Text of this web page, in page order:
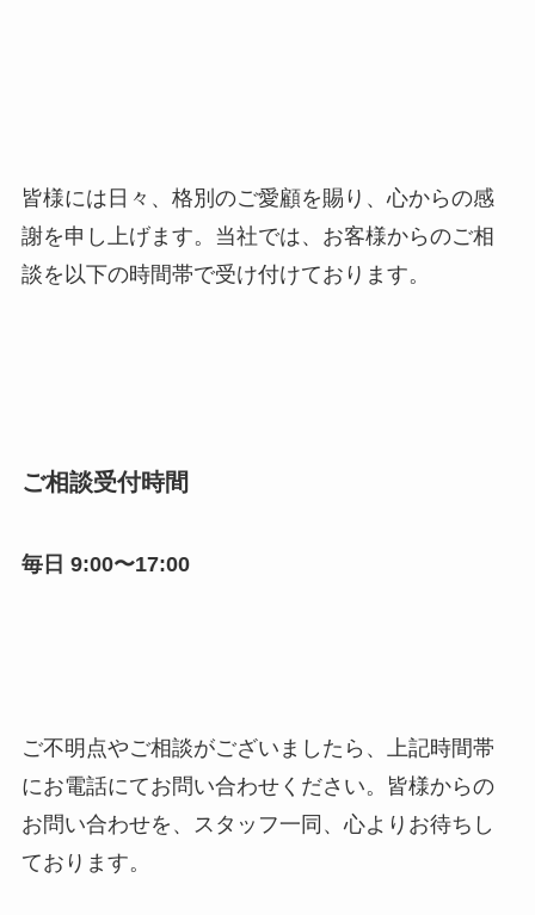
皆様には日々、格別のご愛顧を賜り、心からの感
謝を申し上げます。当社では、お客様からのご相
談を以下の時間帯で受け付けております。
ご相談受付時間
毎日 9:00〜17:00
ご不明点やご相談がございましたら、上記時間帯
にお電話にてお問い合わせください。皆様からの
お問い合わせを、スタッフ一同、心よりお待ちし
ております。